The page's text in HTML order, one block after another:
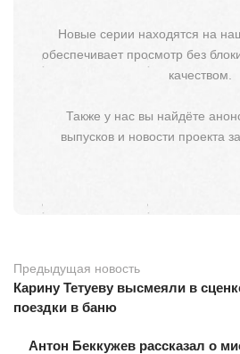
Новые серии находятся на
обеспечивает просмотр без
качеством.
Также у нас вы найдёте
выпусков и новости проекта
Предыдущая новость
Карину Тетуеву высмеяли в
поездки в баню
Антон Беккужев рассказал о